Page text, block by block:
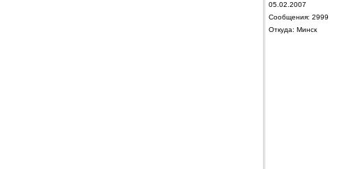
05.02.2007
Сообщения: 2999
Откуда: Минск